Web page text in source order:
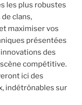
les plus robustes
clans,
maximiser vos
présentées
des
compétitive.
ici des
indétrônables sur